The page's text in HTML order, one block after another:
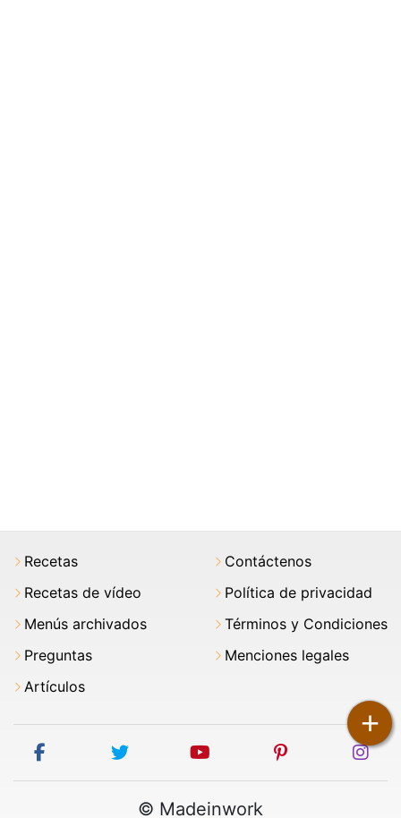
+
Recetas
Recetas de vídeo
Menús archivados
Preguntas
Artículos
Contáctenos
Política de privacidad
Términos y Condiciones
Menciones legales
facebook twitter youtube pinterest
© Madeinwork